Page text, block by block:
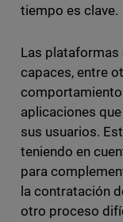
tiempo es clave.
Las plataformas
capaces, entre
aplicaciones
sus usuarios.
teniendo en
para
la contratación
otro proceso